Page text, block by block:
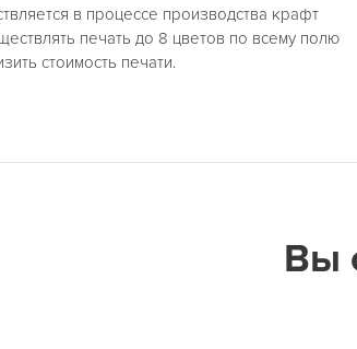
в процессе производства крафт
печать до 8 цветов по всему полю
стоимость печати.
Вы